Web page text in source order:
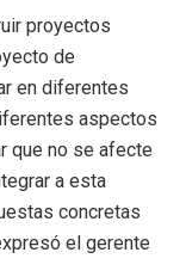
proyectos
de
en diferentes
aspectos
que no se afecte
a esta
concretas
el gerente